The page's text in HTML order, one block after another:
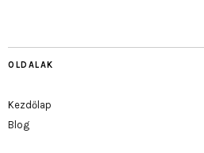
OLDALAK
Kezdőlap
Blog